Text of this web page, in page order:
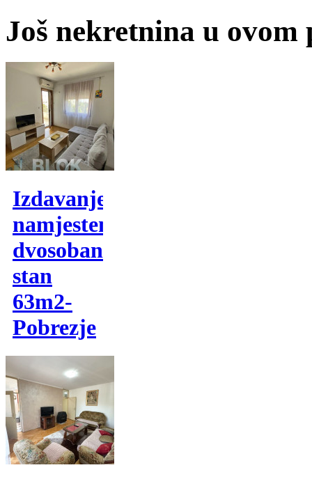
Još nekretnina u ovom
Izdavanje,
namjesten
dvosoban
stan
63m2-
Pobrezje